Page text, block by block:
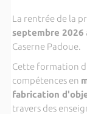
La rentrée de la
septembre 2026
Caserne Padoue.
Cette formation
compétences en
fabrication
travers des